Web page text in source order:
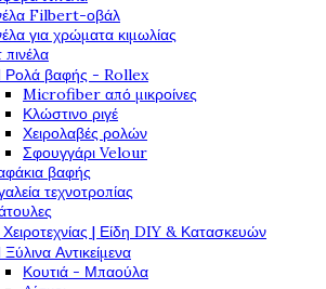
Filbert-οβάλ
για χρώματα κιμωλίας
πινέλα
Ρολά βαφής - Rollex
Microfiber από μικροίνες
Κλώστινο ριγέ
Χειρολαβές ρολών
Σφουγγάρι Velour
βαφής
τεχνοτροπίας
Χειροτεχνίας | Είδη DIY & Κατασκευών
Ξύλινα Αντικείμενα
Κουτιά - Μπαούλα